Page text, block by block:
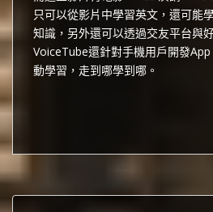
只可以從影片中學習英文，還可能
知識，另外還可以透過交友平台與
VoiceTube還針對手機用戶開發
動學習，走到哪學到哪。